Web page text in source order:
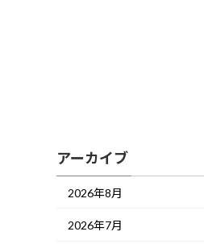
アーカイブ
2026年8月
2026年7月